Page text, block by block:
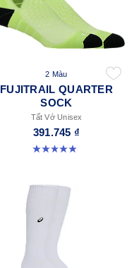
2 Màu
FUJITRAIL QUARTER
SOCK
Tất Vớ Unisex
391.745 ₫
4.9 trong số 5 sao. 162 đánh giá